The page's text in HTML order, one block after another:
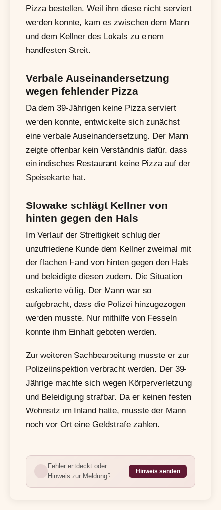
Pizza bestellen. Weil ihm diese nicht serviert
werden konnte, kam es zwischen dem Mann
und dem Kellner des Lokals zu einem
handfesten Streit.
Verbale Auseinandersetzung
wegen fehlender Pizza
Da dem 39-Jährigen keine Pizza serviert
werden konnte, entwickelte sich zunächst
eine verbale Auseinandersetzung. Der Mann
zeigte offenbar kein Verständnis dafür, dass
ein indisches Restaurant keine Pizza auf der
Speisekarte hat.
Slowake schlägt Kellner von
hinten gegen den Hals
Im Verlauf der Streitigkeit schlug der
unzufriedene Kunde dem Kellner zweimal mit
der flachen Hand von hinten gegen den Hals
und beleidigte diesen zudem. Die Situation
eskalierte völlig. Der Mann war so
aufgebracht, dass die Polizei hinzugezogen
werden musste. Nur mithilfe von Fesseln
konnte ihm Einhalt geboten werden.
Zur weiteren Sachbearbeitung musste er zur
Polizeiinspektion verbracht werden. Der 39-
Jährige machte sich wegen Körperverletzung
und Beleidigung strafbar. Da er keinen festen
Wohnsitz im Inland hatte, musste der Mann
noch vor Ort eine Geldstrafe zahlen.
Fehler entdeckt oder
Hinweis zur Meldung?
Hinweis senden